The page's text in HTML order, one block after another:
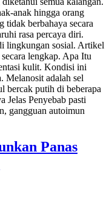
anak hingga orang
tidak berbahaya secara
rasa percaya diri.
lingkungan sosial. Artikel
lengkap. Apa Itu
kulit. Kondisi ini
Melanosit adalah sel
bercak putih di beberapa
Jelas Penyebab pasti
gangguan autoimun
Panas